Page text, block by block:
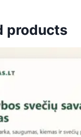
products